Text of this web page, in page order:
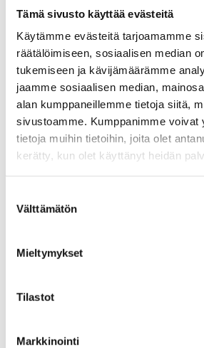
Tämä sivusto käyttää evästeitä
Käytämme evästeitä tarjoamamme
räätälöimiseen, sosiaalisen median
tukemiseen ja kävijämäärämme
jaamme sosiaalisen median,
alan kumppaneillemme tietoja siitä,
sivustoamme. Kumppanimme voivat
tietoja muihin tietoihin, joita olet
kerätty, kun olet käyttänyt heidän
valinta
Välttämätön
Mieltymykset
Tilastot
Markkinointi